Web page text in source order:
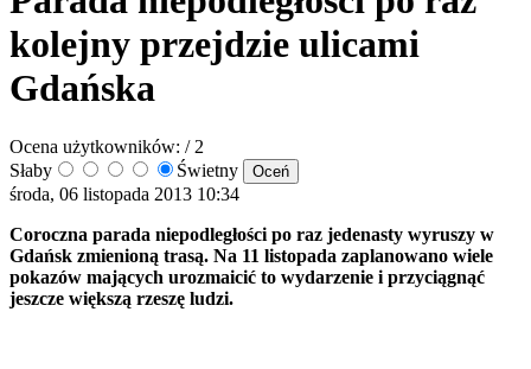
kolejny przejdzie ulicami
Gdańska
Ocena użytkowników: / 2
Słaby
Świetny
środa, 06 listopada 2013 10:34
Coroczna parada niepodległości po raz jedenasty wyruszy w
Gdańsk zmienioną trasą. Na 11 listopada zaplanowano wiele
pokazów mających urozmaicić to wydarzenie i przyciągnąć
jeszcze większą rzeszę ludzi.